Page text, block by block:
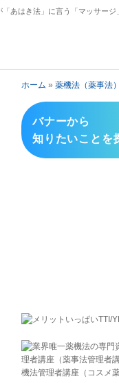
「あはき法」に言う「マッサー
ホーム » 薬機法（薬事法
バナーから
知りたいことを